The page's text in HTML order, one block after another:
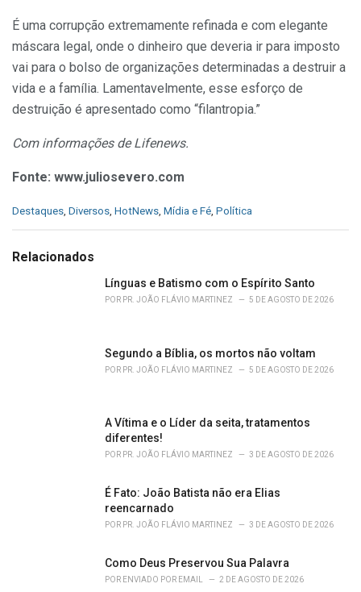
É uma corrupção extremamente refinada e com elegante
máscara legal, onde o dinheiro que deveria ir para imposto
vai para o bolso de organizações determinadas a destruir a
vida e a família. Lamentavelmente, esse esforço de
destruição é apresentado como “filantropia.”
Com informações de Lifenews.
Fonte: www.juliosevero.com
C
e
Destaques Diversos HotNews Mídia e Fé Política
Relacionados
Línguas e Batismo com o Espírito Santo
POR PR. JOÃO FLÁVIO MARTINEZ 5 DE AGOSTO DE 2026
Segundo a Bíblia, os mortos não voltam
POR PR. JOÃO FLÁVIO MARTINEZ 5 DE AGOSTO DE 2026
A Vítima e o Líder da seita, tratamentos
diferentes!
POR PR. JOÃO FLÁVIO MARTINEZ 3 DE AGOSTO DE 2026
É Fato: João Batista não era Elias
reencarnado
POR PR. JOÃO FLÁVIO MARTINEZ 3 DE AGOSTO DE 2026
Como Deus Preservou Sua Palavra
POR ENVIADO POR EMAIL 2 DE AGOSTO DE 2026